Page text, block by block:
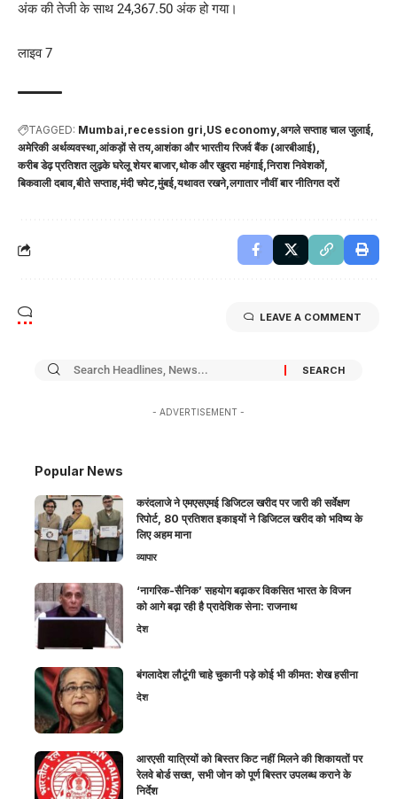
अंक की तेजी के साथ 24,367.50 अंक हो गया।
लाइव 7
TAGGED: Mumbai recession gri US economy अगले सप्ताह चाल जुलाई
अमेरिकी अर्थव्यवस्था आंकड़ों से तय आशंका और भारतीय रिजर्व बैंक (आरबीआई)
करीब डेढ़ प्रतिशत लुढ़के घरेलू शेयर बाजार थोक और खुदरा महंगाई निराश निवेशकों
बिकवाली दबाव बीते सप्ताह मंदी चपेट मुंबई यथावत रखने लगातार नौवीं बार नीतिगत दरों
LEAVE A COMMENT
- ADVERTISEMENT -
Popular News
करंदलाजे ने एमएसएमई डिजिटल खरीद पर जारी की सर्वेक्षण
रिपोर्ट, 80 प्रतिशत इकाइयों ने डिजिटल खरीद को भविष्य के
लिए अहम माना
व्यापार
‘नागरिक-सैनिक’ सहयोग बढ़ाकर विकसित भारत के विजन
को आगे बढ़ा रही है प्रादेशिक सेना: राजनाथ
देश
बंगलादेश लौटूंगी चाहे चुकानी पड़े कोई भी कीमत: शेख हसीना
देश
आरएसी यात्रियों को बिस्तर किट नहीं मिलने की शिकायतों पर
रेलवे बोर्ड सख्त, सभी जोन को पूर्ण बिस्तर उपलब्ध कराने के
निर्देश